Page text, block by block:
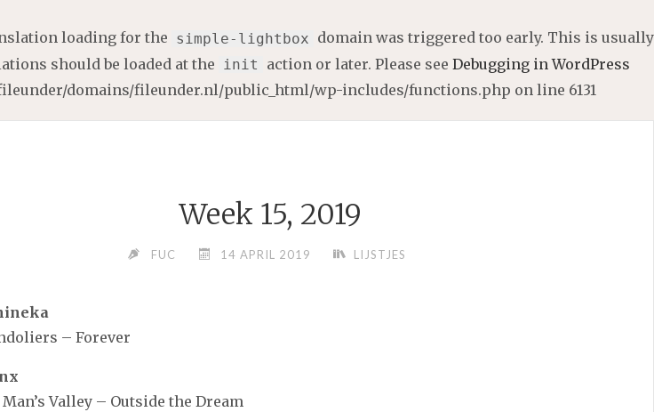
loading for the simple-lightbox domain was triggered too early. This is usually
should be loaded at the init action or later. Please see Debugging in WordPress
domains/fileunder.nl/public_html/wp-includes/functions.php on line 6131
Week 15, 2019
FUC 14 APRIL 2019 LIJSTJES
– Forever
Man’s Valley – Outside the Dream